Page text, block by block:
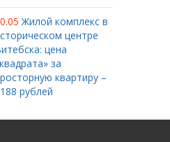
Жилой комплекс в
центре
цена
за
квартиру –
рублей